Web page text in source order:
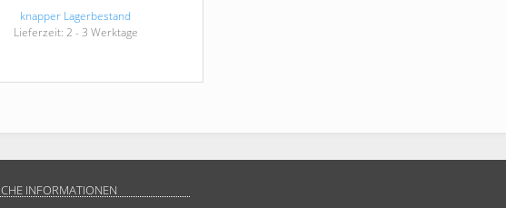
knapper Lagerbestand
Lieferzeit: 2 - 3 Werktage
INFORMATIONEN